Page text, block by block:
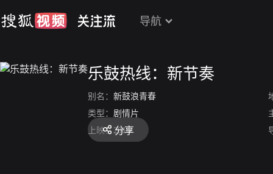
导航
乐鼓热线：新节奏
别名： 新鼓浪青春
类型： 剧情片
上映： 2014
分享